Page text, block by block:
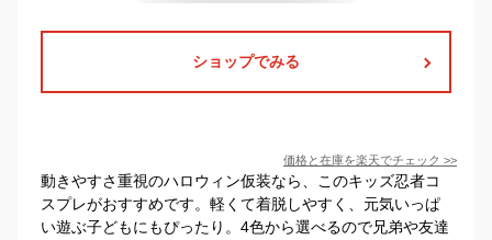
ショップでみる
価格と在庫を楽天でチェック >>
動きやすさ重視のハロウィン仮装なら、このキッズ忍者コ
スプレがおすすめです。軽くて着脱しやすく、元気いっぱ
い遊ぶ子どもにもぴったり。4色から選べるので兄弟や友達